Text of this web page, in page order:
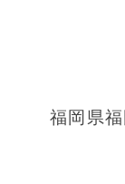
福岡県福